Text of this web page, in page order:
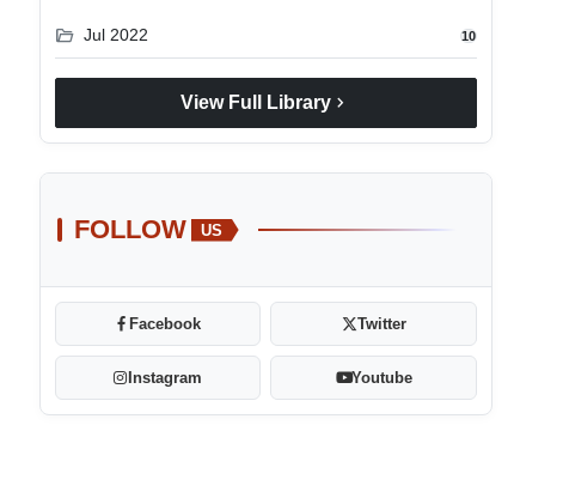
folder_open Jul 2022 10
View Full Library chevron_right
FOLLOW US
Facebook Twitter
Instagram Youtube